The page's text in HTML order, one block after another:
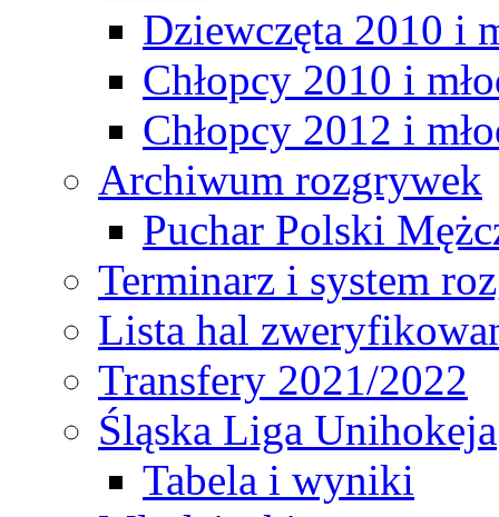
Dziewczęta 2010 i
Chłopcy 2010 i
Chłopcy 2012 i
Archiwum rozgrywek
Puchar Polski
Terminarz i system
Lista hal
Transfery 2021/2022
Śląska Liga Unihokeja
Tabela i wyniki